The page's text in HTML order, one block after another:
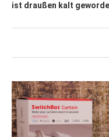
ist draußen kalt